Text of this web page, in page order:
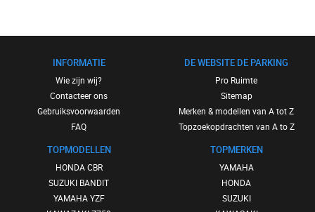
INFORMATIE
Wie zijn wij?
Contacteer ons
Gebruiksvoorwaarden
FAQ
TOPMODELLEN
HONDA CBR
SUZUKI BANDIT
YAMAHA YZF
DE WEBSITE DE PARKING
Pro Ruimte
Sitemap
Merken & modellen van A tot Z
Topzoekopdrachten van A to Z
TOPMERKEN
YAMAHA
HONDA
SUZUKI